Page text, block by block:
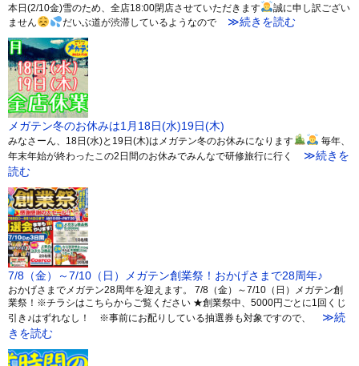
本日(2/10金)雪のため、全店18:00閉店させていただきます
誠に申し訳ござい
ません
だいぶ道が渋滞しているようなので≫続きを読む
メガテン冬のお休みは1月18日(水)19日(木)
みなさーん、18日(水)と19日(木)はメガテン冬のお休みになります
毎年、
年末年始が終わったこの2日間のお休みでみんなで研修旅行に行く
≫続きを
読む
7/8（金）～7/10（日）メガテン創業祭！おかげさまで28周年♪
おかげさまでメガテン28周年を迎えます。 7/8（金）～7/10（日）メガテン創
業祭！※チラシはこちらからご覧ください ★創業祭中、5000円ごとに1回くじ
引き♪はずれなし！ ※事前にお配りしている抽選券も対象ですので、
≫続
きを読む